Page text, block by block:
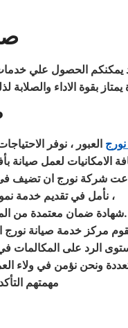
يمكنكم الحصول علي
نأمل في تقديم خدمة نموذجية تواصلكم معنا يسعدنا الاتصال المباشر بنا ارقام توكيل نورج بمصر ،
شهادة ضمان معتمدة من المركز مباشرة اتصلوا الان صيانة نورج للثلاجات في مصر 01154008110.
مركز خدمة صيانة
ونحن نؤمن في ولاء
مهمتهم